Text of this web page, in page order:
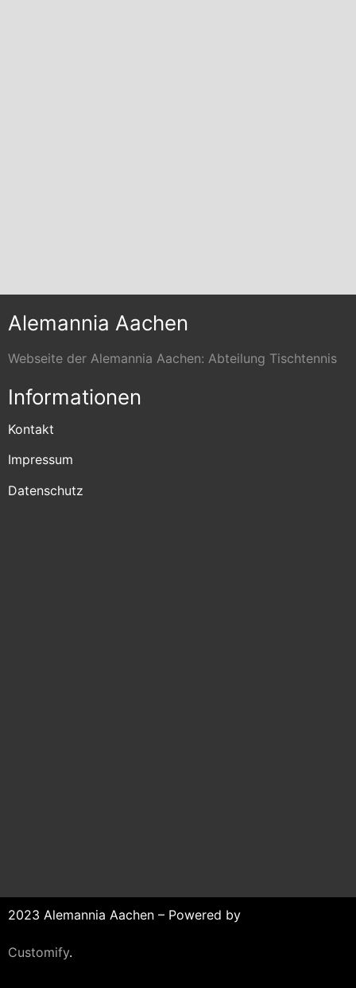
Alemannia Aachen
Webseite der Alemannia Aachen: Abteilung Tischtennis
Informationen
Kontakt
Impressum
Datenschutz
2023 Alemannia Aachen – Powered by
Customify.